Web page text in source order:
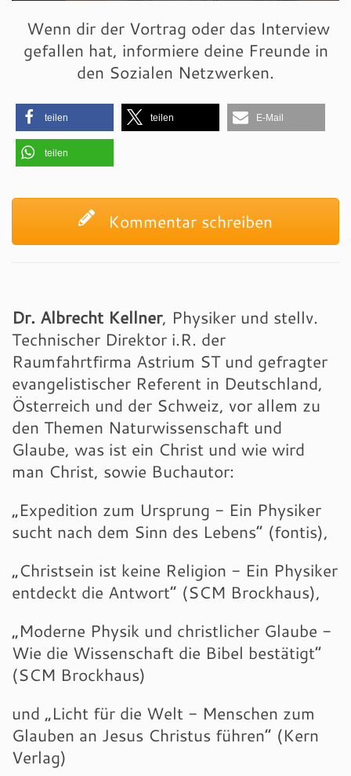
Wenn dir der Vortrag oder das Interview
gefallen hat, informiere deine Freunde in
den Sozialen Netzwerken.
teilen teilen E-Mail
teilen
Kommentar schreiben
Dr. Albrecht Kellner, Physiker und stellv.
Technischer Direktor i.R. der
Raumfahrtfirma Astrium ST und gefragter
evangelistischer Referent in Deutschland,
Österreich und der Schweiz, vor allem zu
den Themen Naturwissenschaft und
Glaube, was ist ein Christ und wie wird
man Christ, sowie Buchautor:
„Expedition zum Ursprung - Ein Physiker
sucht nach dem Sinn des Lebens“ (fontis),
„Christsein ist keine Religion - Ein Physiker
entdeckt die Antwort“ (SCM Brockhaus),
„Moderne Physik und christlicher Glaube -
Wie die Wissenschaft die Bibel bestätigt“
(SCM Brockhaus)
und „Licht für die Welt - Menschen zum
Glauben an Jesus Christus führen“ (Kern
Verlag)